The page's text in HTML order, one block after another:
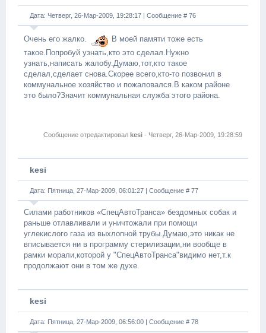
Дата: Четверг, 26-Мар-2009, 19:28:17 | Сообщение # 76
Очень его жалко.
В моей памяти тоже есть
такое.Попробуй узнать,кто это сделал.Нужно
узнать,написать жалобу.Думаю,тот,кто такое
сделал,сделает снова.Скорее всего,кто-то позвонил в
коммунальное хозяйство и пожаловался.В каком районе
это было?Значит коммунальная служба этого района.
Сообщение отредактировал kesi - Четверг, 26-Мар-2009, 19:28:59
kesi
Дата: Пятница, 27-Мар-2009, 06:01:27 | Сообщение # 77
Силами работников «СпецАвтоТранса» бездомных собак и
раньше отлавливали и уничтожали при помощи
углекислого газа из выхлопной трубы.Думаю,это никак не
вписывается ни в программу стерилизации,ни вообще в
рамки морали,которой у "СпецАвтоТранса"видимо нет,т.к
продолжают они в том же духе.
kesi
Дата: Пятница, 27-Мар-2009, 06:56:00 | Сообщение # 78